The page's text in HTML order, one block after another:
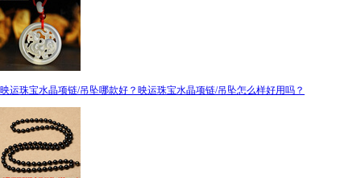
映运珠宝水晶项链/吊坠哪款好？映运珠宝水晶项链/吊坠怎么样好用吗？